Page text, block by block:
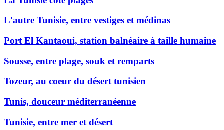
L'autre Tunisie, entre vestiges et médinas
Port El Kantaoui, station balnéaire à taille humaine
Sousse, entre plage, souk et remparts
Tozeur, au coeur du désert tunisien
Tunis, douceur méditerranéenne
Tunisie, entre mer et désert